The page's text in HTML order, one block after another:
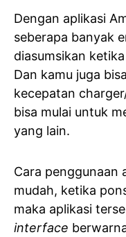
Dengan aplikasi
seberapa banyak
diasumsikan
Dan kamu juga
kecepatan
bisa mulai untuk
yang lain.
Cara penggunaan
mudah, ketika
maka aplikasi
interface